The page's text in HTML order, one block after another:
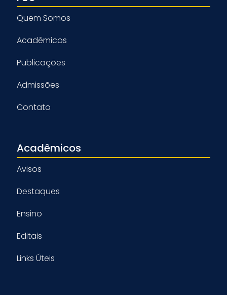
Quem Somos
Acadêmicos
Publicações
Admissões
Contato
Acadêmicos
Avisos
Destaques
Ensino
Editais
Links Úteis